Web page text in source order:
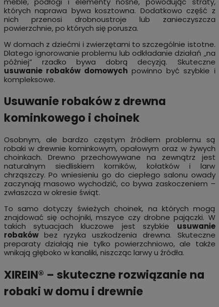
których naprawa bywa kosztowna. Dodatkowo część z
nich przenosi drobnoustroje lub zanieczyszcza
powierzchnie, po których się porusza.
W domach z dziećmi i zwierzętami to szczególnie istotne.
Dlatego ignorowanie problemu lub odkładanie działań „na
później” rzadko bywa dobrą decyzją. Skuteczne
usuwanie robaków domowychpowinno być szybkie i
kompleksowe.
Usuwanie robaków z drewna
kominkowego i choinek
Osobnym, ale bardzo częstym źródłem problemu są
robaki w drewnie kominkowym, opałowym oraz w żywych
choinkach. Drewno przechowywane na zewnątrz jest
naturalnym siedliskiem korników, kołatków i larw
chrząszczy. Po wniesieniu go do ciepłego salonu owady
zaczynają masowo wychodzić, co bywa zaskoczeniem –
zwłaszcza w okresie świąt.
To samo dotyczy świeżych choinek, na których mogą
znajdować się ochojniki, mszyce czy drobne pajączki. W
takich sytuacjach kluczowe jest szybkie usuwanie
robakówbez ryzyka uszkodzenia drewna. Skuteczne
preparaty działają nie tylko powierzchniowo, ale także
wnikają głęboko w kanaliki, niszcząc larwy u źródła.
XIREIN® – skuteczne rozwiązanie na
robaki w domu i drewnie